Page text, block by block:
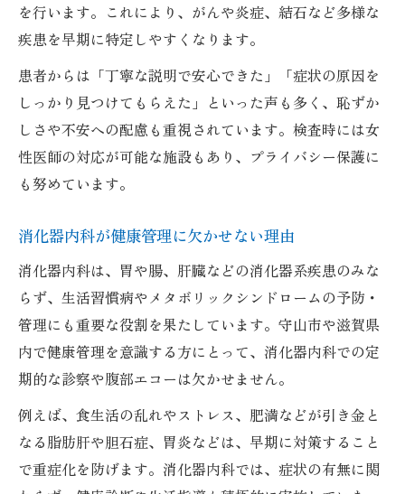
を行います。これにより、がんや炎症、結石など多様な
疾患を早期に特定しやすくなります。
患者からは「丁寧な説明で安心できた」「症状の原因を
しっかり見つけてもらえた」といった声も多く、恥ずか
しさや不安への配慮も重視されています。検査時には女
性医師の対応が可能な施設もあり、プライバシー保護に
も努めています。
消化器内科が健康管理に欠かせない理由
消化器内科は、胃や腸、肝臓などの消化器系疾患のみな
らず、生活習慣病やメタボリックシンドロームの予防・
管理にも重要な役割を果たしています。守山市や滋賀県
内で健康管理を意識する方にとって、消化器内科での定
期的な診察や腹部エコーは欠かせません。
例えば、食生活の乱れやストレス、肥満などが引き金と
なる脂肪肝や胆石症、胃炎などは、早期に対策すること
で重症化を防げます。消化器内科では、症状の有無に関